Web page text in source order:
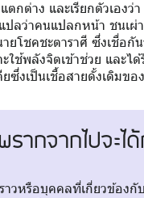
ตกต่าง และเรียกตัวเองว่
ปลว่าคนแปลกหน้า ชนเผ่
ยโชคชะตาราศี ซึ่งเชื่อกั
ใช้พลังจิตเข้าช่วย และไ
ซึ่งเป็นเชื้อสายดั้งเดิมขอ
ากจากไปจะไ
าวหรือบุคคลที่เกี่ยวข้อง